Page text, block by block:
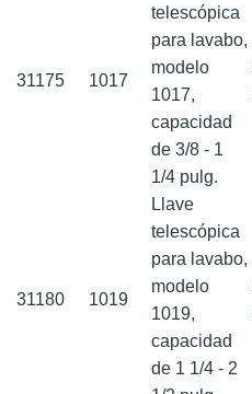
31175 1017
telescópica
para lavabo,
modelo
1017,
capacidad
de 3/8 - 1
1/4 pulg.
31180 1019
Llave
telescópica
para lavabo,
modelo
1019,
capacidad
de 1 1/4 - 2